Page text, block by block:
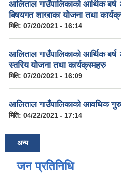
आलिताल गाउँपालिकाको आर्थिक
बिषयगत शाखाका योजना तथा
मिति: 07/20/2021 - 16:14
आलिताल गाउँपालिकाको आर्थिक
स्तरिय योजना तथा कार्यक्रमहरु
मिति: 07/20/2021 - 16:09
आलिताल गाउँपालिकाको आवधिक
मिति: 04/22/2021 - 17:14
अन्य
जन प्रतिनिधि